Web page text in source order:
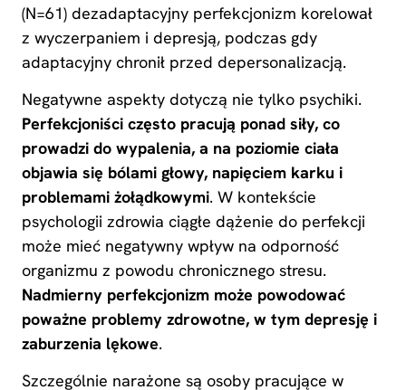
(N=61) dezadaptacyjny perfekcjonizm korelował
z wyczerpaniem i depresją, podczas gdy
adaptacyjny chronił przed depersonalizacją.
Negatywne aspekty dotyczą nie tylko psychiki.
Perfekcjoniści często pracują ponad siły, co
prowadzi do wypalenia, a na poziomie ciała
objawia się bólami głowy, napięciem karku i
problemami żołądkowymi. W kontekście
psychologii zdrowia ciągłe dążenie do perfekcji
może mieć negatywny wpływ na odporność
organizmu z powodu chronicznego stresu.
Nadmierny perfekcjonizm może powodować
poważne problemy zdrowotne, w tym depresję i
zaburzenia lękowe.
Szczególnie narażone są osoby pracujące w